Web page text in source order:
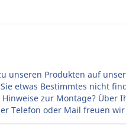
unseren Produkten auf
etwas Bestimmtes nicht
zur Montage? Über
Telefon oder Mail freuen